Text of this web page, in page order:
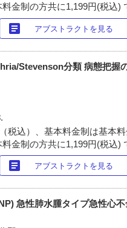
金制の方共に1,199円(税込)
article アブストラクトを見る
Stevenson分類 病態把握
税込）、基本料金制は基本料
金制の方共に1,199円(税込)
article アブストラクトを見る
急性肺水腫タイプ急性心